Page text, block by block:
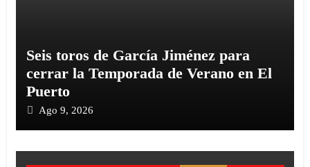
Seis toros de García Jiménez para
cerrar la Temporada de Verano en El
Puerto
Ago 9, 2026